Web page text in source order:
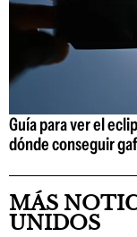
Guía para ver el
dónde conseguir
MÁS
UNIDOS